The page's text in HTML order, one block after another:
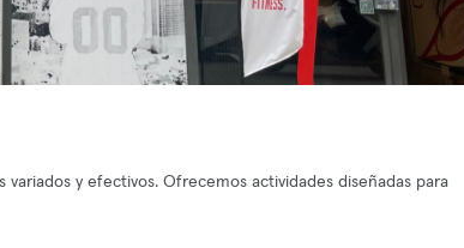
y efectivos. Ofrecemos actividades diseñadas para